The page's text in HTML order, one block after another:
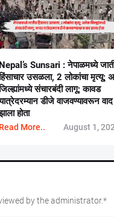
Nepal’s Sunsari : नेपाळमध्ये
उसळला, 2 लोकांचा मृत्यू;
संचारबंदी लागू; कावड
डीजे वाजवण्यावरून वाद
होता
Read More.. August 1,
by the administrator.*